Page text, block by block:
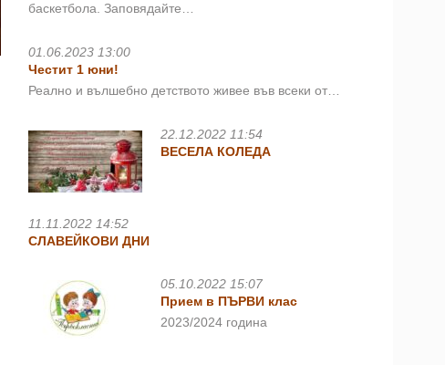
баскетбола. Заповядайте…
01.06.2023 13:00
Честит 1 юни!
Реално и вълшебно детството живее във всеки от…
22.12.2022 11:54
ВЕСЕЛА КОЛЕДА
11.11.2022 14:52
СЛАВЕЙКОВИ ДНИ
05.10.2022 15:07
Прием в ПЪРВИ клас
2023/2024 година